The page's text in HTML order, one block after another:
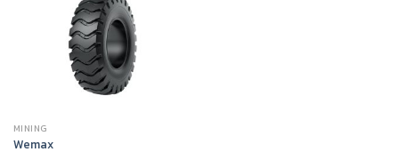
MINING
Wemax